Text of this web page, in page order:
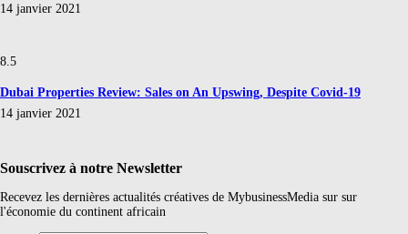
14 janvier 2021
8.5
Dubai Properties Review: Sales on An Upswing, Despite Covid-19
14 janvier 2021
Souscrivez à notre Newsletter
Recevez les dernières actualités créatives de MybusinessMedia sur sur
l'économie du continent africain